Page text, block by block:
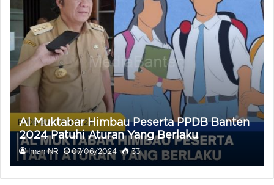
Al Muktabar Himbau Peserta PPDB Banten
2024 Patuhi Aturan Yang Berlaku
Iman NR 07/06/2024 33